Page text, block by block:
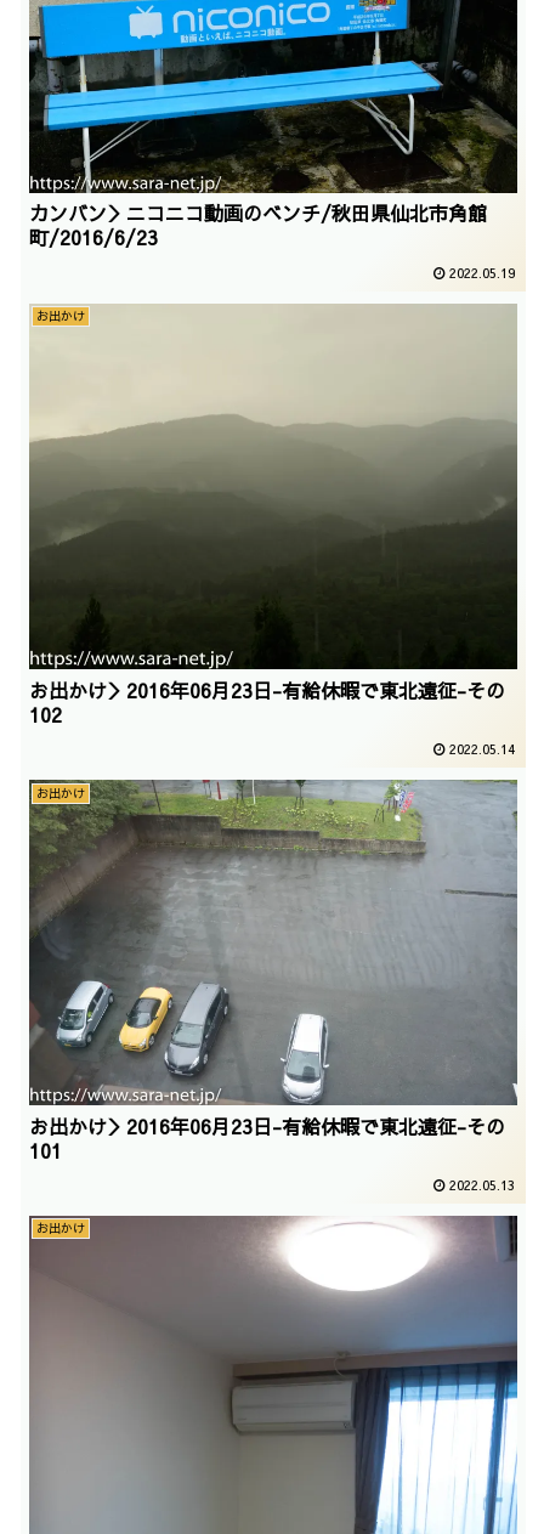
カンバン＞ニコニコ動画のベンチ/秋田県仙北市角館
町/2016/6/23
2022.05.19
お出かけ
お出かけ＞2016年06月23日-有給休暇で東北遠征-その
102
2022.05.14
お出かけ
お出かけ＞2016年06月23日-有給休暇で東北遠征-その
101
2022.05.13
お出かけ